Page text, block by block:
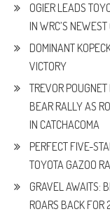
OGIER LEADS
IN WRC’S
DOMINANT
VICTORY
TREVOR
BEAR RALLY AS
IN CATCHACOMA
PERFECT FIVE-
TOYOTA GAZOO
GRAVEL AWAITS:
ROARS BACK